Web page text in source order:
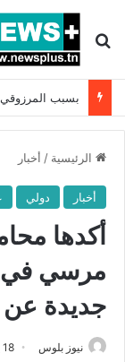
بحث عن
الرئيسية / أخبار
أخبار دولي
أكدها
مرسي في
جديدة عن
نيوز بلوس 18 يونيو، 2019